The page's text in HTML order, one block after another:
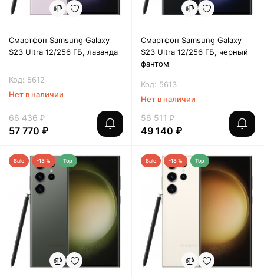
Смартфон Samsung Galaxy
S23 Ultra 12/256 ГБ, лаванда
Код: 5612
Нет в наличии
66 436 ₽
57 770 ₽
Смартфон Samsung Galaxy
S23 Ultra 12/256 ГБ, черный
фантом
Код: 5613
Нет в наличии
56 511 ₽
49 140 ₽
Sale -13 % Top Sale -13 % Top